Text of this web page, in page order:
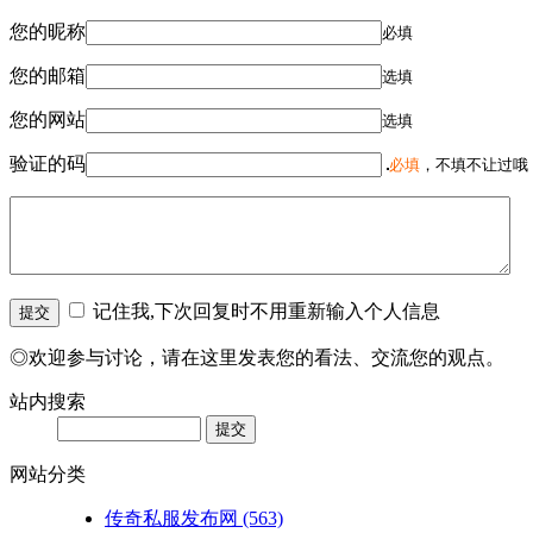
您的昵称 必填
您的邮箱 选填
您的网站 选填
验证的码 必填 ，不填不让过
记住我,下次回复时不用重新输入个人信息
◎欢迎参与讨论，请在这里发表您的看法、交流您的观点。
站内搜索
网站分类
传奇私服发布网 (563)